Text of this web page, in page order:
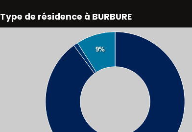
Type de résidence à BURBURE
9%